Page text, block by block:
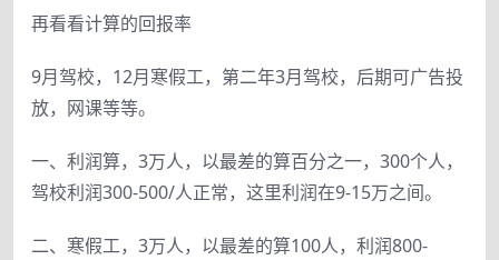
再看看计算的回报率
9月驾校，12月寒假工，第二年3月驾校，后期可广告投
放，网课等等。
一、利润算，3万人，以最差的算百分之一，300个人，
驾校利润300-500/人正常，这里利润在9-15万之间。
二、寒假工，3万人，以最差的算100人，利润800-